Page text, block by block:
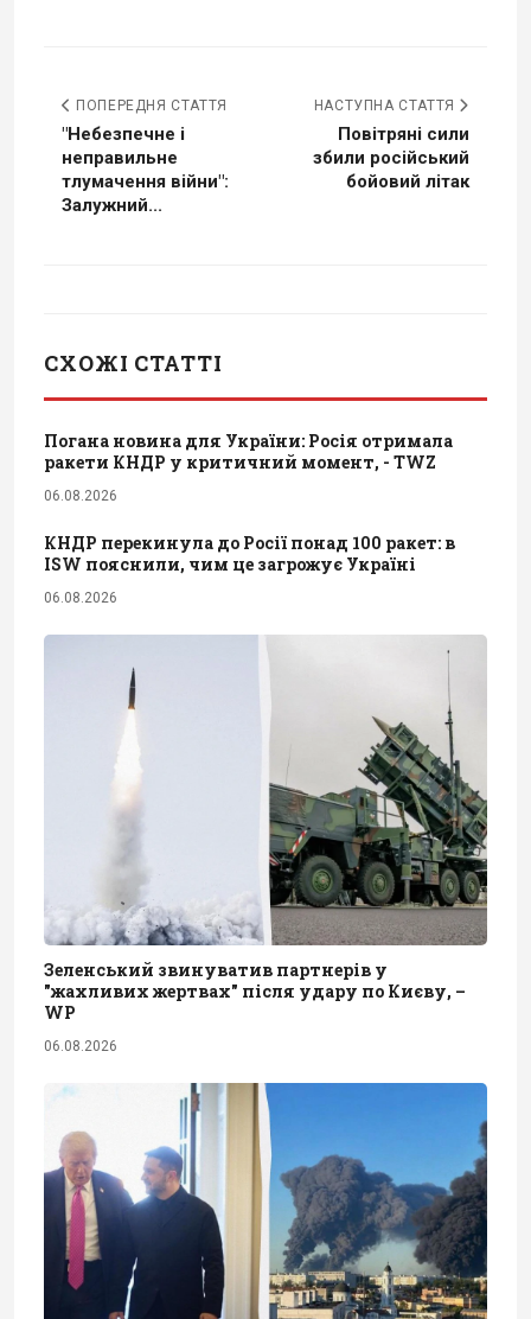
ПОПЕРЕДНЯ СТАТТЯ
"Небезпечне і
неправильне
тлумачення війни":
Залужний...
НАСТУПНА СТАТТЯ
Повітряні сили
збили російський
бойовий літак
СХОЖІ СТАТТІ
Погана новина для України: Росія отримала
ракети КНДР у критичний момент, - TWZ
06.08.2026
КНДР перекинула до Росії понад 100 ракет: в
ISW пояснили, чим це загрожує Україні
06.08.2026
Зеленський звинуватив партнерів у
"жахливих жертвах" після удару по Києву, –
WP
06.08.2026